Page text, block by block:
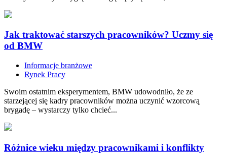
Jak traktować starszych pracowników? Uczmy się
od BMW
Informacje branżowe
Rynek Pracy
Swoim ostatnim eksperymentem, BMW udowodniło, że ze
starzejącej się kadry pracowników można uczynić wzorcową
brygadę – wystarczy tylko chcieć...
Różnice wieku między pracownikami i konflikty